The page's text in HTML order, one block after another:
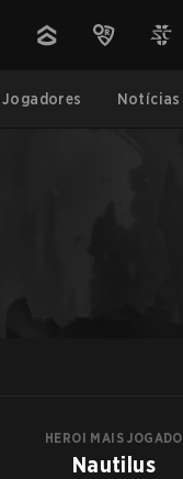
Jogadores Notícias
HEROI MAIS JOGADO
Nautilus